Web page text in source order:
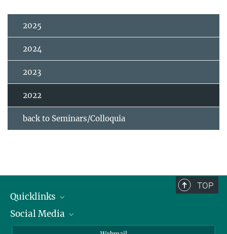
2025
2024
2023
2022
back to Seminars/Colloquia
TOP
Quicklinks
IMPRS Graduate School
Social Media